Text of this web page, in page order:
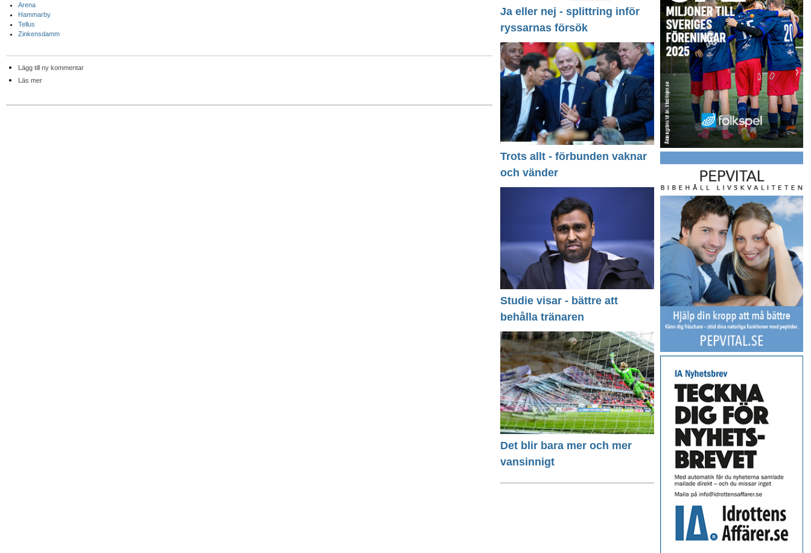
Arena
Hammarby
Tellus
Zinkensdamm
Lägg till ny kommentar
Läs mer
Ja eller nej - splittring inför
ryssarnas försök
Trots allt - förbunden vaknar
och vänder
Studie visar - bättre att
behålla tränaren
Det blir bara mer och mer
vansinnigt